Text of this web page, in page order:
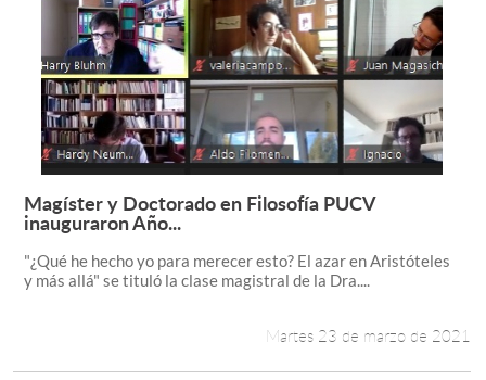
Leer más +
Magíster y Doctorado en Filosofía PUCV
inauguraron Año...
"¿Qué he hecho yo para merecer esto? El azar en Aristóteles
y más allá" se tituló la clase magistral de la Dra....
Martes 23 de marzo de 2021